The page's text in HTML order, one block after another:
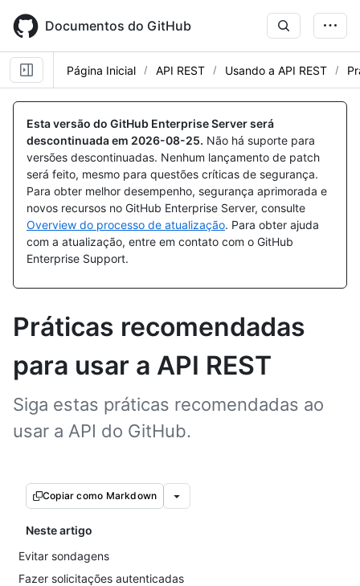
main
content
Documentos do GitHub
Página Inicial API REST Usando a API REST
Esta versão do GitHub Enterprise Server será
descontinuada em 2026-08-25. Não há suporte para
versões descontinuadas. Nenhum lançamento de patch
será feito, mesmo para questões críticas de segurança.
Para obter melhor desempenho, segurança aprimorada e
novos recursos no GitHub Enterprise Server, consulte
Overview do processo de atualização. Para obter ajuda
com a atualização, entre em contato com o GitHub
Enterprise Support.
Práticas recomendadas
para usar a API REST
Siga estas práticas recomendadas ao
usar a API do GitHub.
Copiar como Markdown
Neste artigo
Evitar sondagens
Fazer solicitações autenticadas